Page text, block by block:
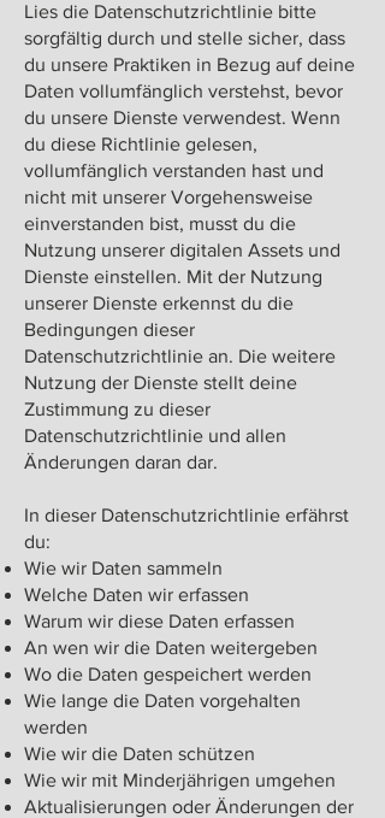
Lies die Datenschutzrichtlinie bitte
sorgfältig durch und stelle sicher, dass
du unsere Praktiken in Bezug auf deine
Daten vollumfänglich verstehst, bevor
du unsere Dienste verwendest. Wenn
du diese Richtlinie gelesen,
vollumfänglich verstanden hast und
nicht mit unserer Vorgehensweise
einverstanden bist, musst du die
Nutzung unserer digitalen Assets und
Dienste einstellen. Mit der Nutzung
unserer Dienste erkennst du die
Bedingungen dieser
Datenschutzrichtlinie an. Die weitere
Nutzung der Dienste stellt deine
Zustimmung zu dieser
Datenschutzrichtlinie und allen
Änderungen daran dar.
In dieser Datenschutzrichtlinie erfährst
du:
Wie wir Daten sammeln
Welche Daten wir erfassen
Warum wir diese Daten erfassen
An wen wir die Daten weitergeben
Wo die Daten gespeichert werden
Wie lange die Daten vorgehalten
werden
Wie wir die Daten schützen
Wie wir mit Minderjährigen umgehen
Aktualisierungen oder Änderungen der